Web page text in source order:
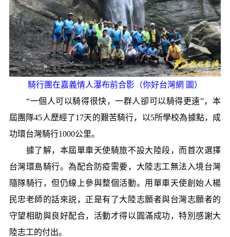
騎行團在嘉義情人瀑布前合影（你好台灣網 圖）
“一個人可以騎得很快，一群人卻可以騎得更遠”，本
屆團隊45人歷經了17天的艱苦騎行，以5所學校為據點，成
功環台灣騎行1000公里。
據了解，本屆單車天使騎旅不設大陸段，而首次選擇
台灣環島騎行。為配合防疫需要，大陸志工無法入境台灣
隨隊騎行，但仍線上參與整個活動。用單車天使創始人楊
民忠老師的話來説，正是有了大陸志願者與台灣志願者的
守望相助與良好配合，活動才得以圓滿成功，特別感謝大
陸志工的付出。